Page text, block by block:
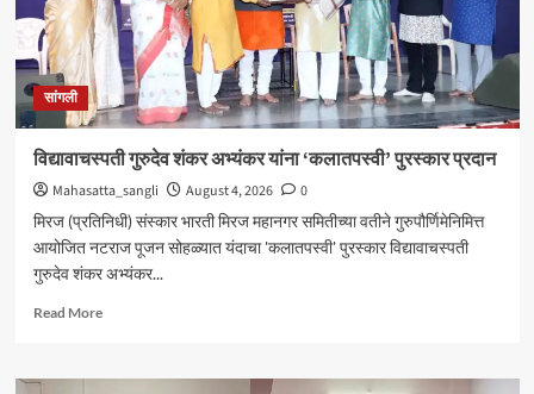
सांगली
विद्यावाचस्पती गुरुदेव शंकर अभ्यंकर यांना ‘कलातपस्वी’ पुरस्कार प्रदान
Mahasatta_sangli August 4, 2026
0
मिरज (प्रतिनिधी) संस्कार भारती मिरज महानगर समितीच्या वतीने गुरुपौर्णिमेनिमित्त
आयोजित नटराज पूजन सोहळ्यात यंदाचा 'कलातपस्वी' पुरस्कार विद्यावाचस्पती
गुरुदेव शंकर अभ्यंकर...
Read MoreRead
विद्यावाचस्पती